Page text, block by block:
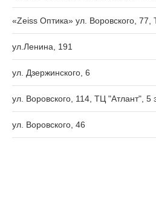
«Zeiss Оптика» ул. Воровского,
ул.Ленина, 191
ул. Дзержинского, 6
ул. Воровского, 114, ТЦ "Атлант", 5
ул. Воровского, 46